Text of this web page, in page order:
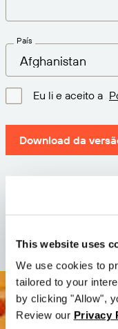
This website uses
We use cookies to
tailored to your
by clicking "Allow",
Review our Privacy
País
Eu li e aceito a
Download da
Data: 2026-05-05